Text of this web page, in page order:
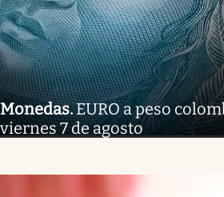
Monedas.EURO a peso
viernes 7 de agosto